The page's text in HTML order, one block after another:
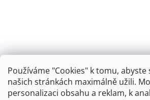
Používáme "Cookies" k tomu, abyste
našich stránkách maximálně užili.
personalizaci obsahu a reklam, k